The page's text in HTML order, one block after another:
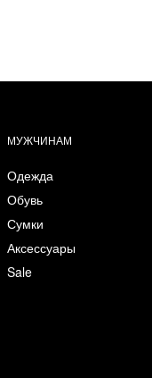
МУЖЧИНАМ
Одежда
Обувь
Сумки
Аксессуары
Sale